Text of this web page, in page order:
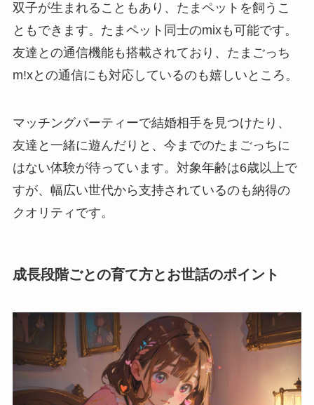
双子が生まれることもあり、たまペットを飼うこ
ともできます。たまペット同士のmixも可能です。
友達との通信機能も搭載されており、たまごっち
m!xとの通信にも対応しているのも嬉しいところ。
マッチングパーティーで結婚相手を見つけたり、
友達と一緒に遊んだりと、今までのたまごっちに
はない体験が待っています。対象年齢は6歳以上で
すが、幅広い世代から支持されているのも納得の
クオリティです。
成長段階ごとの育て方とお世話のポイント